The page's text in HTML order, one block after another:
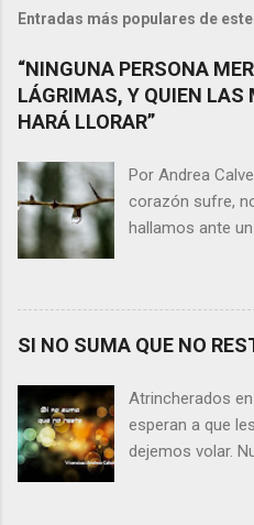
Entradas más populares de
“NINGUNA PERSONA
LÁGRIMAS, Y QUIEN LAS
HARÁ LLORAR”
Por Andrea
corazón sufre,
hallamos ante
razones
alejan tan
nuestras
Por otra parte,
algún momento
por causa de
SI NO SUMA QUE NO
Atrincherados
esperan a que
dejemos volar.
indecisión, o